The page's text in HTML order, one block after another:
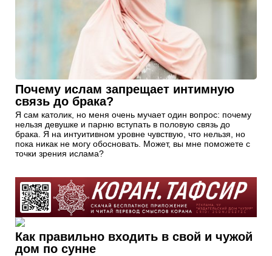
Почему ислам запрещает интимную
связь до брака?
Я сам католик, но меня очень мучает один вопрос: почему
нельзя девушке и парню вступать в половую связь до
брака. Я на интуитивном уровне чувствую, что нельзя, но
пока никак не могу обосновать. Может, вы мне поможете с
точки зрения ислама?
Как правильно входить в свой и чужой
дом по сунне